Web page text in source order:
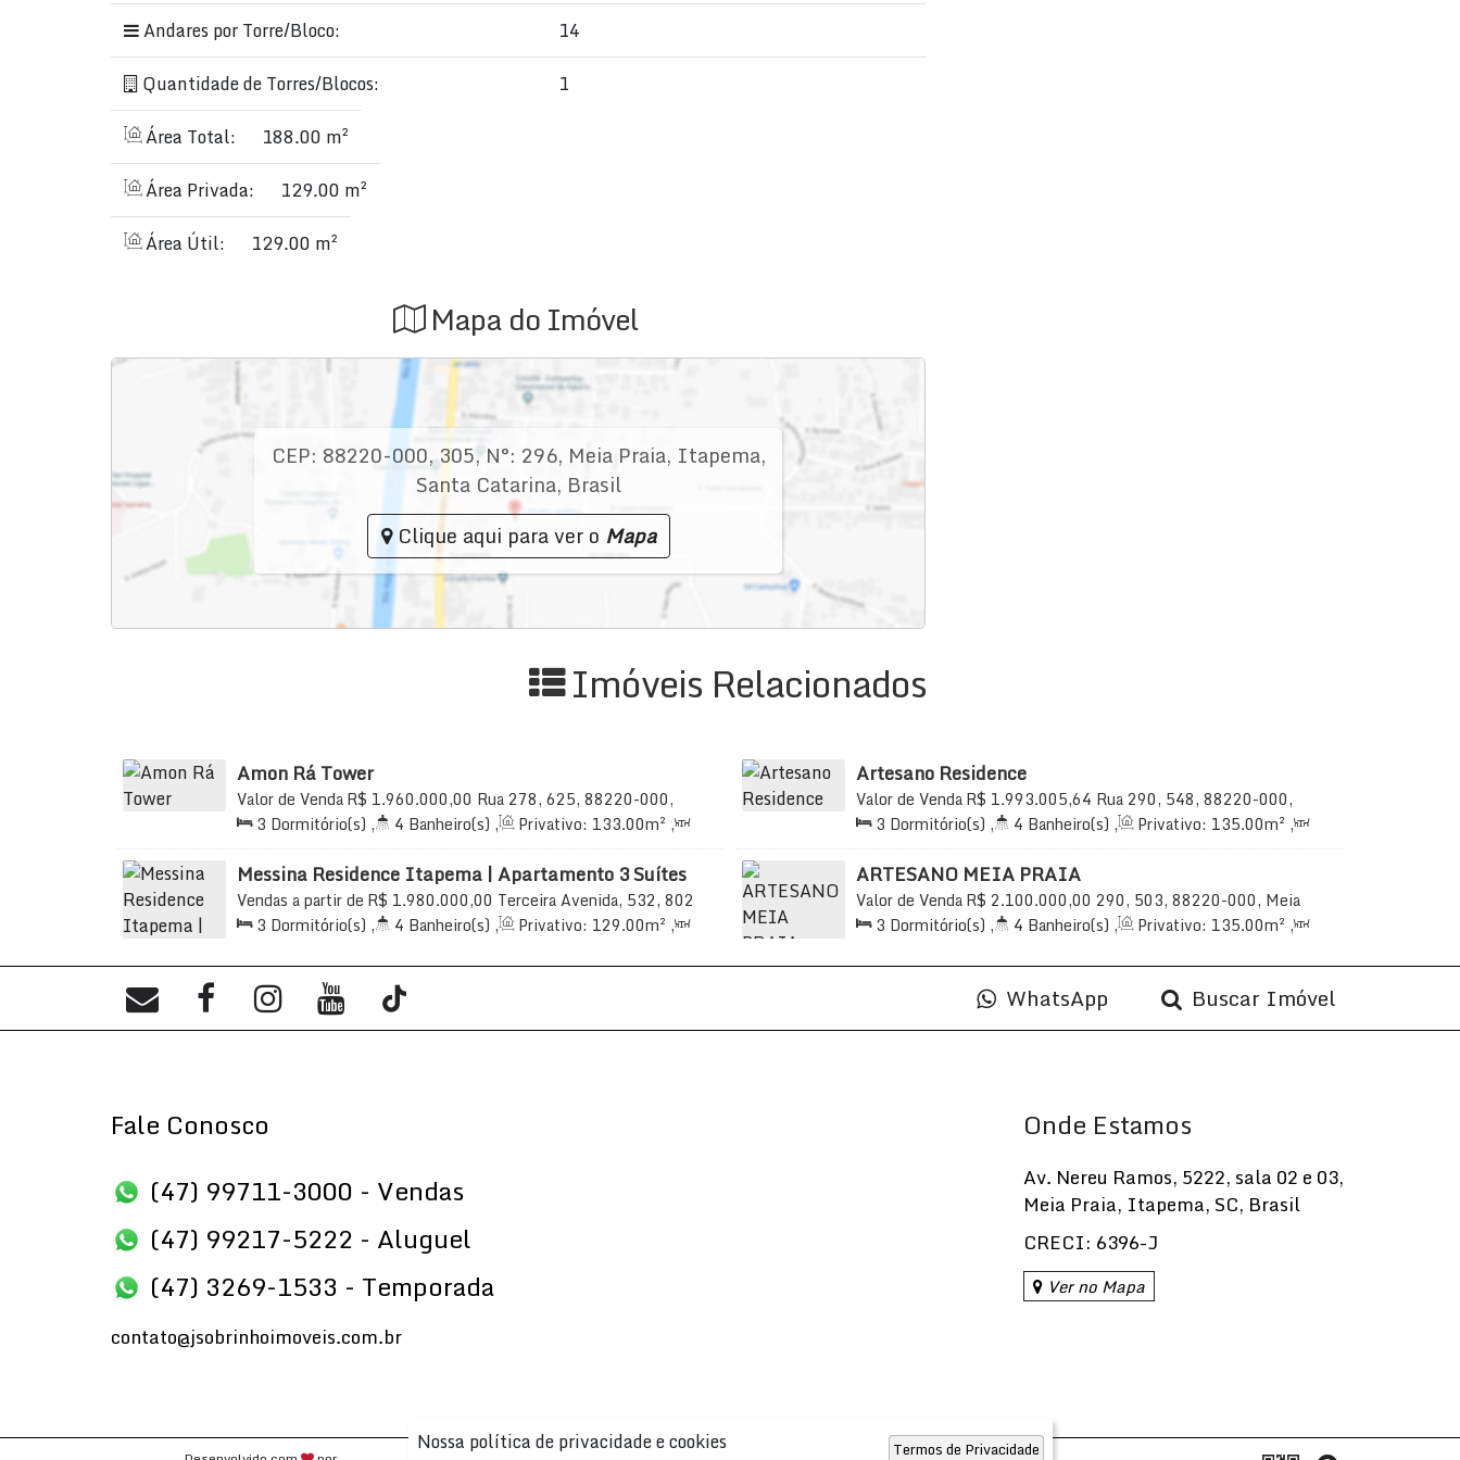
Nossa política de privacidade e cookies Termos de Privacidade
Descubra o luxo e o conforto de viver no Avant Garde Residence. Agende sua visita e venha conhecer
esse incrível apartamento de alto padrão em uma das melhores localizações de Itapema!
Andares por Torre/Bloco:
14
Quantidade de Torres/Blocos:
1
Área Total:
188.00 m²
Área Privada:
129.00 m²
Área Útil:
129.00 m²
Mapa do Imóvel
CEP: 88220-000,305,N°: 296, Meia Praia, Itapema,
Santa Catarina, Brasil
Clique aqui para ver o Mapa
Imóveis Relacionados
Amon Rá Tower
R$ 1.960.000,00
Valor de Venda Rua 278, 625, 88220-000,
Meia Praia, Itapema, Santa Catarina, Brasil
3 Dormitório(s) , 4 Banheiro(s) , Privativo: 133.00m² ,
2 Sala(s), 3 Suíte(s), Total:133.00m², 2 Vaga(s) ,
Útil: 133 .00 m²
Artesano Residence
R$ 1.993.005,64
Valor de Venda Rua 290, 548, 88220-000,
Meia Praia, Itapema, Santa Catarina, Brasil
3 Dormitório(s) , 4 Banheiro(s) , Privativo: 135.00m² ,
2 Sala(s), 3 Suíte(s), Total:135.00m², 2 Vaga(s) ,
650mDistância do Mar, Útil:
Messina Residence Itapema | Apartamento 3 Suítes
129m² à Venda Meia Praia R$ 2.050.000 — JSobrinho
Imóveis
R$ 1.980.000,00
Vendas a partir de Terceira Avenida, 532, 802
e 1102, 88220-000, Meia Praia, Itapema, Santa Catarina, Brasil
3 Dormitório(s) , 4 Banheiro(s) , Privativo: 129.00m² ,
650mDistância do Mar, Útil:129.00m²
ARTESANO MEIA PRAIA
R$ 2.100.000,00
Valor de Venda 290, 503, 88220-000, Meia
Praia, Itapema, Santa Catarina, Brasil
3 Dormitório(s) , 4 Banheiro(s) , Privativo: 135.00m² ,
Útil:135.00m²
WhatsApp Buscar Imóvel
Fale Conosco
(47) 99711-3000 - Vendas
(47) 99217-5222 - Aluguel
(47) 3269-1533 - Temporada
contato@jsobrinhoimoveis.com.br
Onde Estamos
Av. Nereu Ramos, 5222, sala 02 e 03,
Meia Praia, Itapema, SC, Brasil
CRECI: 6396-J
Ver no Mapa